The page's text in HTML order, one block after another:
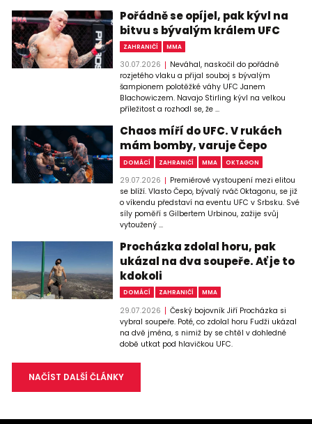
Pořádně se opíjel, pak kývl na
bitvu s bývalým králem UFC
ZAHRANIČÍ MMA
30.07.2026
Neváhal, naskočil do pořádně
rozjetého vlaku a přijal souboj s bývalým
šampionem polotěžké váhy UFC Janem
Blachowiczem. Navajo Stirling kývl na velkou
příležitost a rozhodl se, že ...
Chaos míří do UFC. V rukách
mám bomby, varuje Čepo
DOMÁCÍ ZAHRANIČÍ MMA OKTAGON
29.07.2026
Premiérové vystoupení mezi elitou
se blíží. Vlasto Čepo, bývalý rváč Oktagonu, se již
o víkendu představí na eventu UFC v Srbsku. Své
síly poměří s Gilbertem Urbinou, zažije svůj
vytoužený ...
Procházka zdolal horu, pak
ukázal na dva soupeře. Ať je to
kdokoli
DOMÁCÍ ZAHRANIČÍ MMA
29.07.2026
Český bojovník Jiří Procházka si
vybral soupeře. Poté, co zdolal horu Fudži ukázal
na dvě jména, s nimiž by se chtěl v dohledné
době utkat pod hlavičkou UFC.
NAČÍST DALŠÍ ČLÁNKY